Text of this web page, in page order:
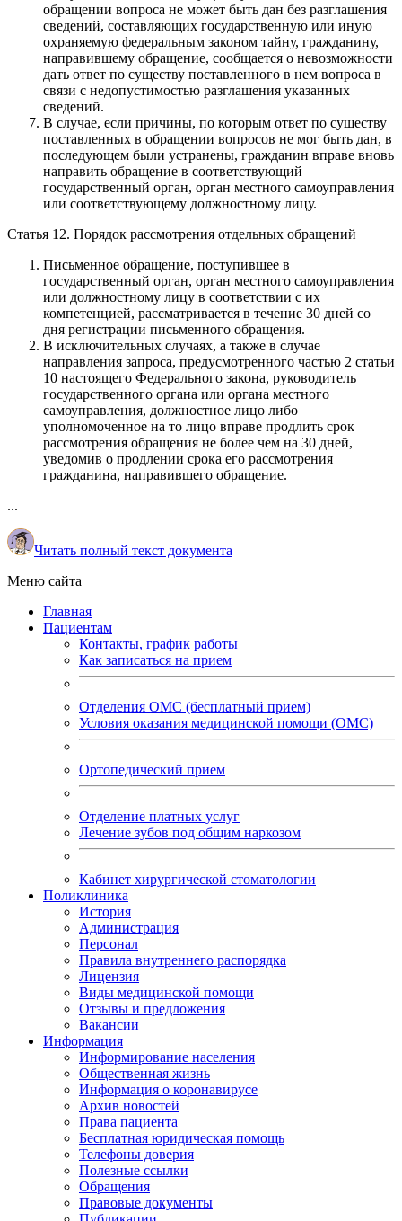
обращении вопроса не может быть дан без разглашения
сведений, составляющих государственную или иную
охраняемую федеральным законом тайну, гражданину,
направившему обращение, сообщается о невозможности
дать ответ по существу поставленного в нем вопроса в
связи с недопустимостью разглашения указанных
сведений.
В случае, если причины, по которым ответ по существу
поставленных в обращении вопросов не мог быть дан, в
последующем были устранены, гражданин вправе вновь
направить обращение в соответствующий
государственный орган, орган местного самоуправления
или соответствующему должностному лицу.
Статья 12. Порядок рассмотрения отдельных обращений
Письменное обращение, поступившее в
государственный орган, орган местного самоуправления
или должностному лицу в соответствии с их
компетенцией, рассматривается в течение 30 дней со
дня регистрации письменного обращения.
В исключительных случаях, а также в случае
направления запроса, предусмотренного частью 2 статьи
10 настоящего Федерального закона, руководитель
государственного органа или органа местного
самоуправления, должностное лицо либо
уполномоченное на то лицо вправе продлить срок
рассмотрения обращения не более чем на 30 дней,
уведомив о продлении срока его рассмотрения
гражданина, направившего обращение.
...
Читать полный текст документа
Меню сайта
Главная
Пациентам
Контакты, график работы
Как записаться на прием
Отделения ОМС (бесплатный прием)
Условия оказания медицинской помощи (ОМС)
Ортопедический прием
Отделение платных услуг
Лечение зубов под общим наркозом
Кабинет хирургической стоматологии
Поликлиника
История
Администрация
Персонал
Правила внутреннего распорядка
Лицензия
Виды медицинской помощи
Отзывы и предложения
Вакансии
Информация
Информирование населения
Общественная жизнь
Информация о коронавирусе
Архив новостей
Права пациента
Бесплатная юридическая помощь
Телефоны доверия
Полезные ссылки
Обращения
Правовые документы